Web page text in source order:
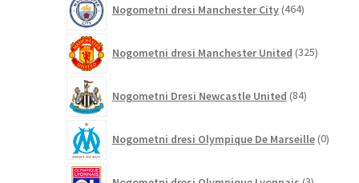
Nogometni dresi Manchester City 464izdelkov
Nogometni dresi Manchester United 325izdelkov
Nogometni Dresi Newcastle United 84izdelkov
Nogometni dresi Olympique De Marseille 0